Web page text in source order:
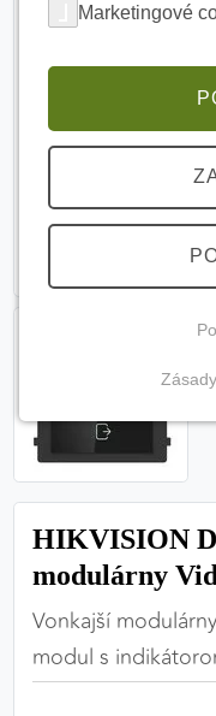
HIKVISION
modulárny
Vonkajší
modul s
Marketingové
(vždy aktívne,
Tieto cookies sú
zabezpečiť jej